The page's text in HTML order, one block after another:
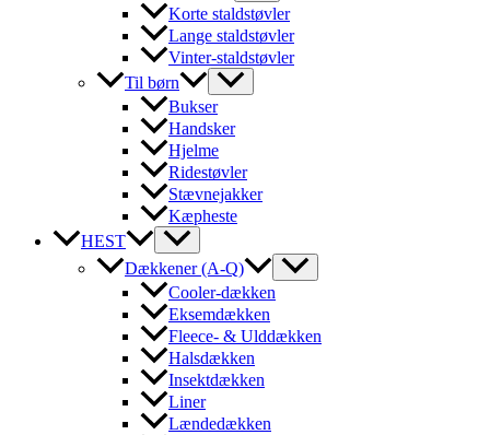
Korte staldstøvler
Lange staldstøvler
Vinter-staldstøvler
Til børn
Bukser
Handsker
Hjelme
Ridestøvler
Stævnejakker
Kæpheste
HEST
Dækkener (A-Q)
Cooler-dækken
Eksemdækken
Fleece- & Ulddækken
Halsdækken
Insektdækken
Liner
Lændedækken